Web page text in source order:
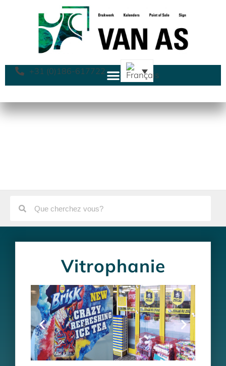
+31 (0)186-617722
Vitrophanie